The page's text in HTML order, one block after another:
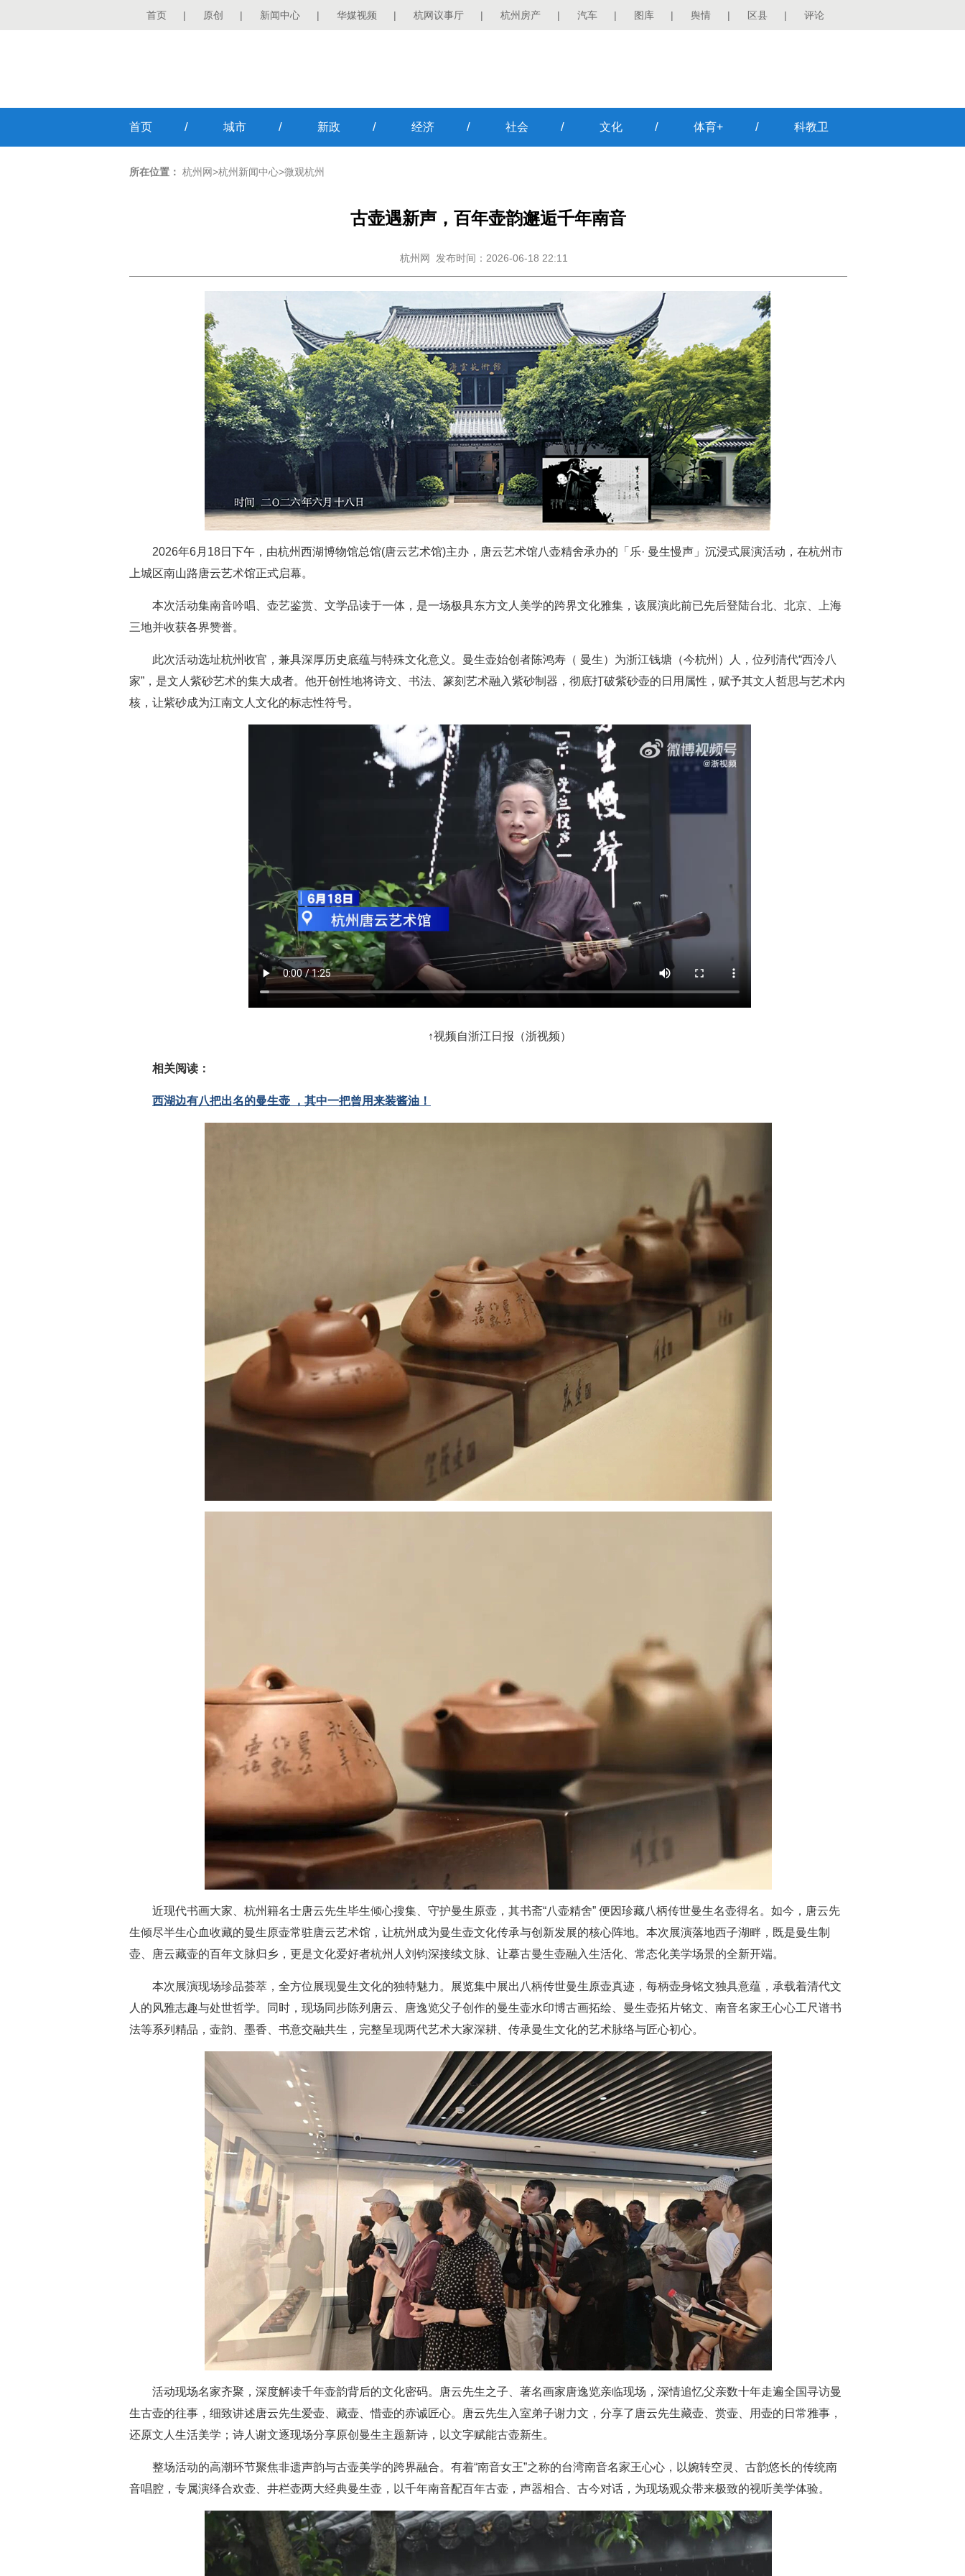
首页 | 原创 | 新闻中心 | 华媒视频 | 杭网议事厅 | 杭州房产 | 汽车 | 图库 | 舆情 | 区县 | 评论
首页 / 城市 / 新政 / 经济 / 社会 / 文化 / 体育+ / 科教卫
所在位置： 杭州网>杭州新闻中心>微观杭州
古壶遇新声，百年壶韵邂逅千年南音
杭州网 发布时间：2026-06-18 22:11
2026年6月18日下午，由杭州西湖博物馆总馆(唐云艺术馆)主办，唐云艺术馆八壶精舍承办的「乐· 曼生慢声」沉浸式展演活动，在杭州市
上城区南山路唐云艺术馆正式启幕。
本次活动集南音吟唱、壶艺鉴赏、文学品读于一体，是一场极具东方文人美学的跨界文化雅集，该展演此前已先后登陆台北、北京、上海
三地并收获各界赞誉。
此次活动选址杭州收官，兼具深厚历史底蕴与特殊文化意义。曼生壶始创者陈鸿寿（ 曼生）为浙江钱塘（今杭州）人，位列清代“西泠八
家”，是文人紫砂艺术的集大成者。他开创性地将诗文、书法、篆刻艺术融入紫砂制器，彻底打破紫砂壶的日用属性，赋予其文人哲思与艺术内
核，让紫砂成为江南文人文化的标志性符号。
↑视频自浙江日报（浙视频）
相关阅读：
西湖边有八把出名的曼生壶 ，其中一把曾用来装酱油！
近现代书画大家、杭州籍名士唐云先生毕生倾心搜集、守护曼生原壶，其书斋“八壶精舍” 便因珍藏八柄传世曼生名壶得名。如今，唐云先
生倾尽半生心血收藏的曼生原壶常驻唐云艺术馆，让杭州成为曼生壶文化传承与创新发展的核心阵地。本次展演落地西子湖畔，既是曼生制
壶、唐云藏壶的百年文脉归乡，更是文化爱好者杭州人刘钧深接续文脉、让摹古曼生壶融入生活化、常态化美学场景的全新开端。
本次展演现场珍品荟萃，全方位展现曼生文化的独特魅力。展览集中展出八柄传世曼生原壶真迹，每柄壶身铭文独具意蕴，承载着清代文
人的风雅志趣与处世哲学。同时，现场同步陈列唐云、唐逸览父子创作的曼生壶水印博古画拓绘、曼生壶拓片铭文、南音名家王心心工尺谱书
法等系列精品，壶韵、墨香、书意交融共生，完整呈现两代艺术大家深耕、传承曼生文化的艺术脉络与匠心初心。
活动现场名家齐聚，深度解读千年壶韵背后的文化密码。唐云先生之子、著名画家唐逸览亲临现场，深情追忆父亲数十年走遍全国寻访曼
生古壶的往事，细致讲述唐云先生爱壶、藏壶、惜壶的赤诚匠心。唐云先生入室弟子谢力文，分享了唐云先生藏壶、赏壶、用壶的日常雅事，
还原文人生活美学；诗人谢文逐现场分享原创曼生主题新诗，以文字赋能古壶新生。
整场活动的高潮环节聚焦非遗声韵与古壶美学的跨界融合。有着“南音女王”之称的台湾南音名家王心心，以婉转空灵、古韵悠长的传统南
音唱腔，专属演绎合欢壶、井栏壶两大经典曼生壶，以千年南音配百年古壶，声器相合、古今对话，为现场观众带来极致的视听美学体验。